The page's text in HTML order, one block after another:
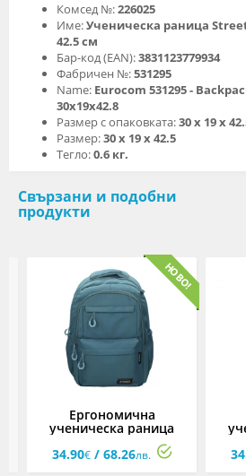
Комсед №:226025
Име:Ученическа раница
42.5 см
Бар-код (EAN):3831123779934
Фабричен №:531295
Name: Eurocom 531295 -
30x19x42.8
Размер с опаковката:30 x 19 x
Размер:30 x 19 x 42.5
Тегло:0.6 кг.
Свързани и подобни
продукти
Ергономична
ученическа раница
Street Happy Blue, 46 x
32 x 16 см
34.90€/ 68.26лв.